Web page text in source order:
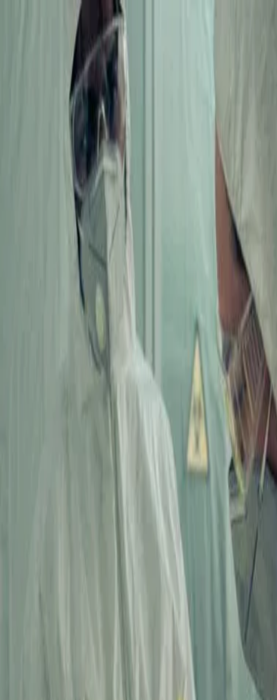
Piatok, 7. augusta 2026 Meniny má Štefánia